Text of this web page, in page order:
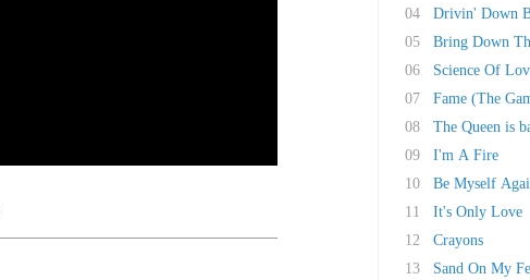
04
Drivin' Down
05
Bring Down
06
Science Of
07
Fame (The
08
The Queen is
09
I'm A Fire
10
Be Myself
11
It's Only Love
12
Crayons
13
Sand On My